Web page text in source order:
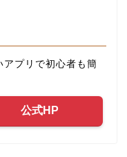
アプリで初心者も簡
公式HP